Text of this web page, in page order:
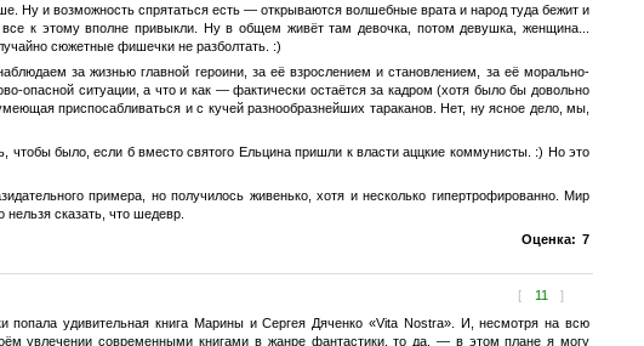
Ну и возможность спрятаться есть — открываются волшебные врата и народ туда бежит и
все к этому вполне привыкли. Ну в общем живёт там девочка, потом девушка, женщина...
сюжетные фишечки не разболтать. :)
за жизнью главной героини, за её взрослением и становлением, за её морально-
опасной ситуации, а что и как — фактически остаётся за кадром (хотя было бы довольно
приспосабливаться и с кучей разнообразнейших тараканов. Нет, ну ясное дело, мы,
чтобы было, если б вместо святого Ельцина пришли к власти аццкие коммунисты. :) Но это
примера, но получилось живенько, хотя и несколько гипертрофированно. Мир
сказать, что шедевр.
Оценка: 7
[ 11 ]
удивительная книга Марины и Сергея Дяченко «Vita Nostra». И, несмотря на всю
увлечении современными книгами в жанре фантастики, то да, — в этом плане я могу